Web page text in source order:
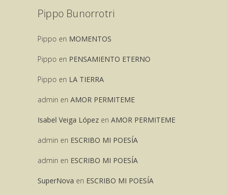
Pippo Bunorrotri
Pippo en MOMENTOS
Pippo en PENSAMIENTO ETERNO
Pippo en LA TIERRA
admin en AMOR PERMITEME
Isabel Veiga López en AMOR PERMITEME
admin en ESCRIBO MI POESÍA
admin en ESCRIBO MI POESÍA
SuperNova en ESCRIBO MI POESÍA